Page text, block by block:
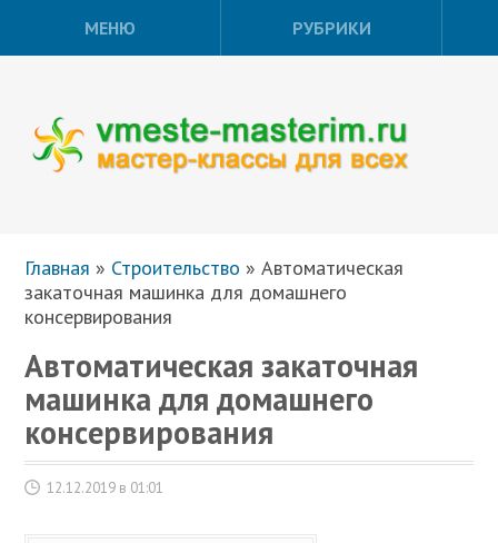
МЕНЮ РУБРИКИ
Главная » Строительство »Автоматическая
закаточная машинка для домашнего
консервирования
Автоматическая закаточная
машинка для домашнего
консервирования
12.12.2019 в 01:01